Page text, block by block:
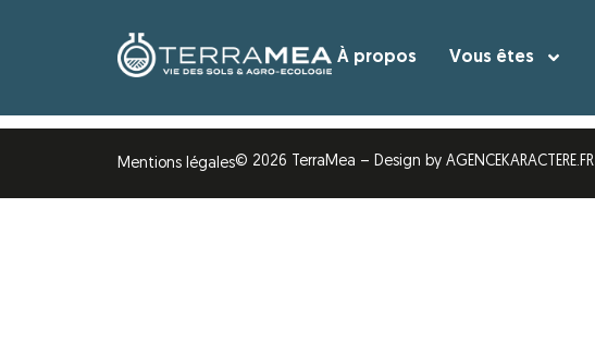
À propos Vous êtes
SULLIVAN MATEUS
Mentions légales© 2026 TerraMea – Design by AGENCEKARACTERE.FR